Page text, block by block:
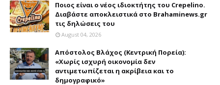
Ποιος είναι ο νέος ιδιοκτήτης του Crepelino.
Διαβάστε αποκλειστικά στο Brahaminews.gr
τις δηλώσεις του
August 04, 2026
Απόστολος Βλάχος (Κεντρική Πορεία):
«Χωρίς ισχυρή οικονομία δεν
αντιμετωπίζεται η ακρίβεια και το
δημογραφικό»